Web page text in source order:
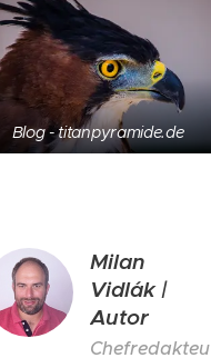
Blog - titanpyramide.de
Milan
Vidlák |
Autor
Chefredakteu